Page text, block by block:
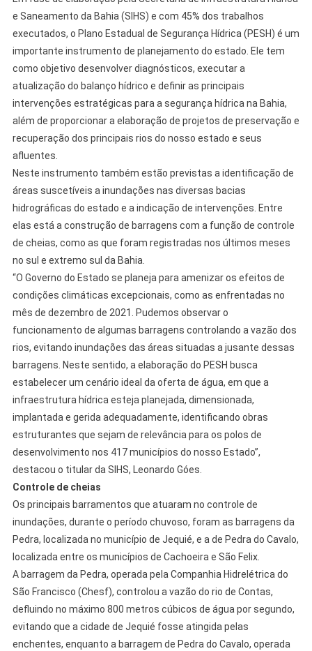
e Saneamento da Bahia (SIHS) e com 45% dos trabalhos
executados, o Plano Estadual de Segurança Hídrica (PESH) é um
importante instrumento de planejamento do estado. Ele tem
como objetivo desenvolver diagnósticos, executar a
atualização do balanço hídrico e definir as principais
intervenções estratégicas para a segurança hídrica na Bahia,
além de proporcionar a elaboração de projetos de preservação e
recuperação dos principais rios do nosso estado e seus
afluentes.
Neste instrumento também estão previstas a identificação de
áreas suscetíveis a inundações nas diversas bacias
hidrográficas do estado e a indicação de intervenções. Entre
elas está a construção de barragens com a função de controle
de cheias, como as que foram registradas nos últimos meses
no sul e extremo sul da Bahia.
“O Governo do Estado se planeja para amenizar os efeitos de
condições climáticas excepcionais, como as enfrentadas no
mês de dezembro de 2021. Pudemos observar o
funcionamento de algumas barragens controlando a vazão dos
rios, evitando inundações das áreas situadas a jusante dessas
barragens. Neste sentido, a elaboração do PESH busca
estabelecer um cenário ideal da oferta de água, em que a
infraestrutura hídrica esteja planejada, dimensionada,
implantada e gerida adequadamente, identificando obras
estruturantes que sejam de relevância para os polos de
desenvolvimento nos 417 municípios do nosso Estado”,
destacou o titular da SIHS, Leonardo Góes.
Controle de cheias
Os principais barramentos que atuaram no controle de
inundações, durante o período chuvoso, foram as barragens da
Pedra, localizada no município de Jequié, e a de Pedra do Cavalo,
localizada entre os municípios de Cachoeira e São Felix.
A barragem da Pedra, operada pela Companhia Hidrelétrica do
São Francisco (Chesf), controlou a vazão do rio de Contas,
defluindo no máximo 800 metros cúbicos de água por segundo,
evitando que a cidade de Jequié fosse atingida pelas
enchentes, enquanto a barragem de Pedra do Cavalo, operada